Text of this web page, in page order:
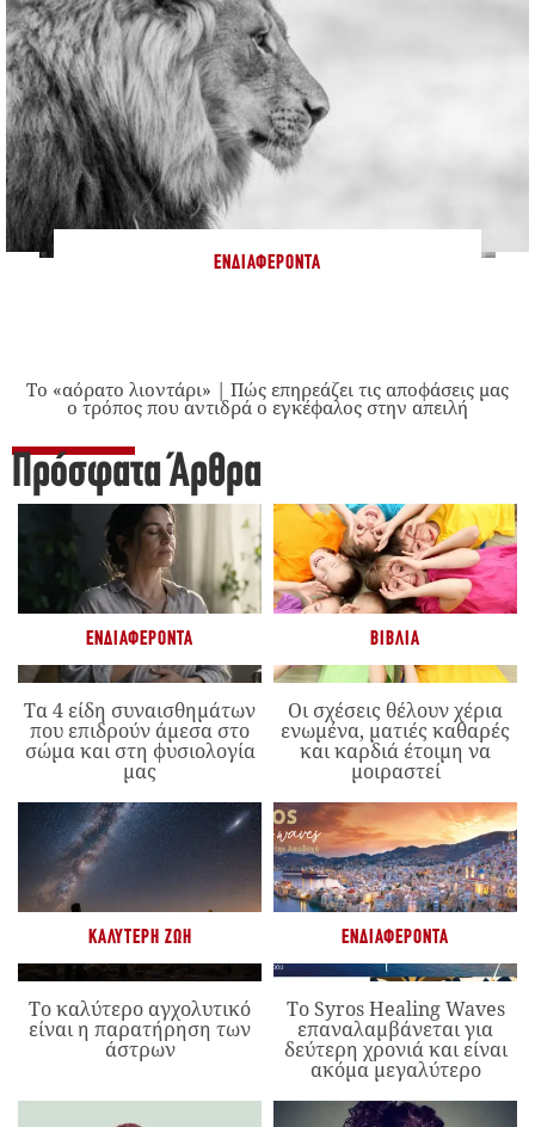
ΕΝΔΙΑΦΈΡΟΝΤΑ
Το «αόρατο λιοντάρι» | Πώς επηρεάζει τις αποφάσεις μας
ο τρόπος που αντιδρά ο εγκέφαλος στην απειλή
Πρόσφατα Άρθρα
ΕΝΔΙΑΦΈΡΟΝΤΑ
Τα 4 είδη συναισθημάτων
που επιδρούν άμεσα στο
σώμα και στη φυσιολογία
μας
ΒΙΒΛΊΑ
Οι σχέσεις θέλουν χέρια
ενωμένα, ματιές καθαρές
και καρδιά έτοιμη να
μοιραστεί
ΚΑΛΎΤΕΡΗ ΖΩΉ
Το καλύτερο αγχολυτικό
είναι η παρατήρηση των
άστρων
ΕΝΔΙΑΦΈΡΟΝΤΑ
Το Syros Healing Waves
επαναλαμβάνεται για
δεύτερη χρονιά και είναι
ακόμα μεγαλύτερο